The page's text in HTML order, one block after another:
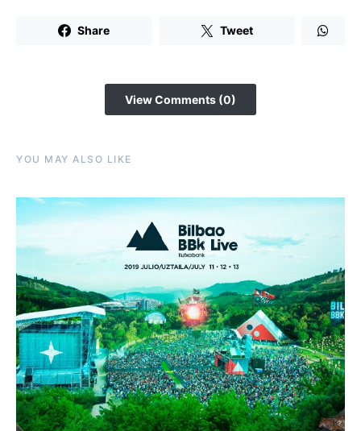
Share Tweet
View Comments (0)
YOU MAY ALSO LIKE